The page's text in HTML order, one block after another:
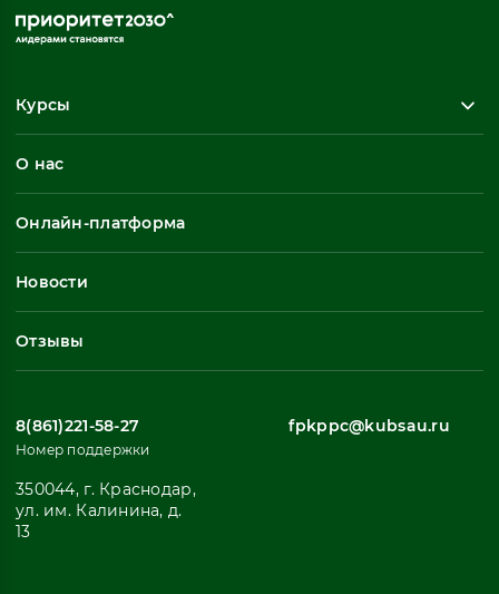
Курсы
Повышение квалификации
Профессиональная переподготовка
Профессиональное обучение
Все
О нас
Онлайн-платформа
Новости
Отзывы
8(861)221-58-27
Номер поддержки
fpkppc@kubsau.ru
350044, г. Краснодар,
ул. им. Калинина, д.
13